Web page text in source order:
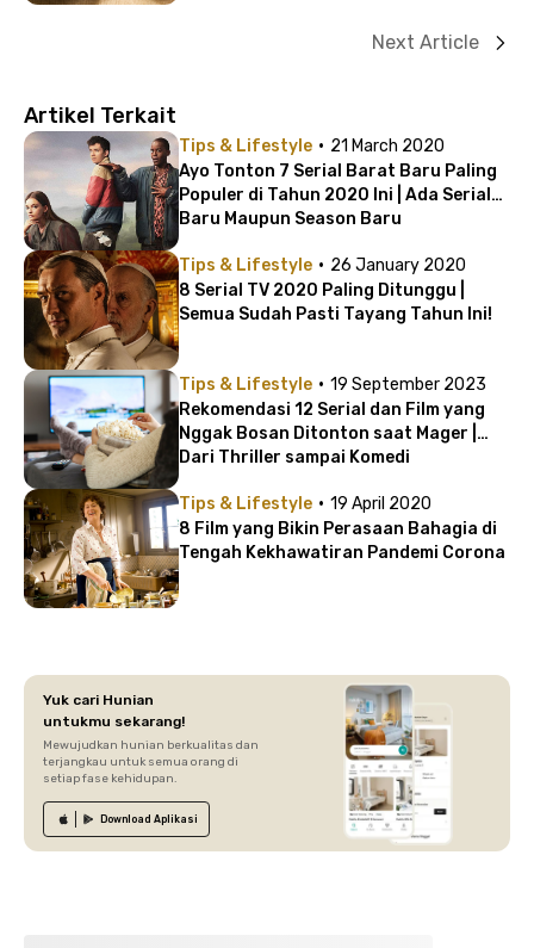
Next Article
Artikel Terkait
Tips & Lifestyle · 21 March 2020
Ayo Tonton 7 Serial Barat Baru Paling
Populer di Tahun 2020 Ini | Ada Serial
Baru Maupun Season Baru
Tips & Lifestyle · 26 January 2020
8 Serial TV 2020 Paling Ditunggu |
Semua Sudah Pasti Tayang Tahun Ini!
Tips & Lifestyle · 19 September 2023
Rekomendasi 12 Serial dan Film yang
Nggak Bosan Ditonton saat Mager |
Dari Thriller sampai Komedi
Tips & Lifestyle · 19 April 2020
8 Film yang Bikin Perasaan Bahagia di
Tengah Kekhawatiran Pandemi Corona
Yuk cari Hunian
untukmu sekarang!
Mewujudkan hunian berkualitas dan
terjangkau untuk semua orang di
setiap fase kehidupan.
Download Aplikasi